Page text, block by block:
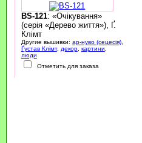
BS-121: «Очікування»
(серія «Дерево життя»), Ґ.
Клімт
Другие вышивки: ар-нуво (сецесія),
Ґустав Клімт, декор, картини
люди
Отметить для заказа